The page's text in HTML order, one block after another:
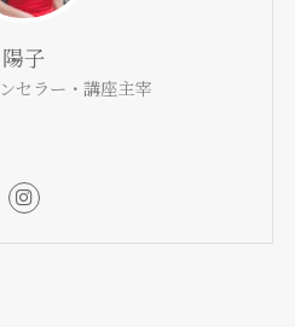
陽子
セラー・講座主宰